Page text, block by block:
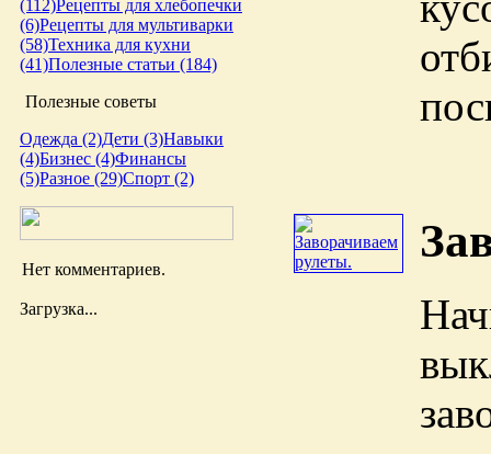
(112)Рецепты для хлебопечки
(6)Рецепты для мультиварки
(58)Техника для кухни
(41)Полезные статьи (184)
Полезные советы
Одежда (2)Дети (3)Навыки
(4)Бизнес (4)Финансы
(5)Разное (29)Спорт (2)
Нет комментариев.
Загрузка...